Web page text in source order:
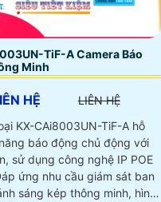
TiF-A Camera Báo
Minh
HỆ
LIÊN HỆ
KX-CAi8003UN-TiF-A hỗ
báo động chủ động với
sử dụng công nghệ IP POE
sáng kép thông minh, hình